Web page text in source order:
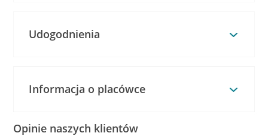
Udogodnienia
Informacja o placówce
Opinie naszych klientów